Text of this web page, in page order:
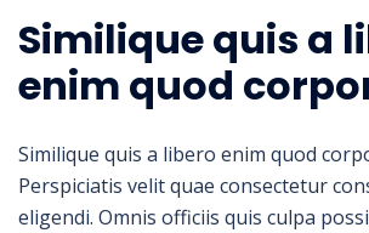
Similique quis a
enim quod
Similique quis a libero enim quod
Perspiciatis velit quae consectetur
eligendi. Omnis officiis quis culpa